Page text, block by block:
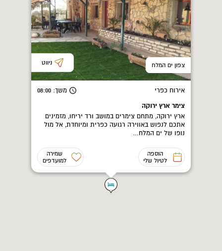
צפון ים המלח ניווט
אירוח כפרי משך: 08:00
צימר ארץ ירוקה
ארץ ירוקה, מתחם צימרים במושב ורד יריחו, מזמינים
אתכם לנפוש באווירה רגועה כפרית ומיוחדת, אל מול
נופו של ים המלח…
הוספה
לטיול שלי
שמירה
למועדפים